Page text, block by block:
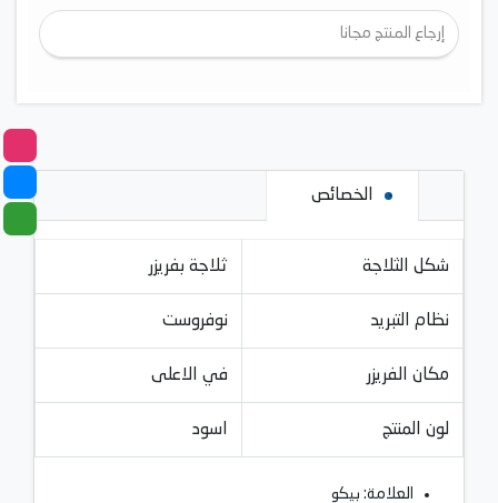
إرجاع المنتج مجانا
الخصائص
شكل الثلاجة ثلاجة بفريزر
نظام التبريد نوفروست
مكان الفريزر في الاعلى
لون المنتج اسود
العلامة: بيكو